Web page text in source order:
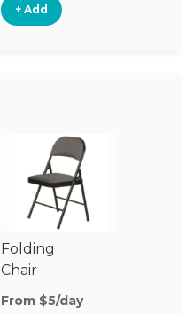
+ Add
Folding
Chair
From $5/day